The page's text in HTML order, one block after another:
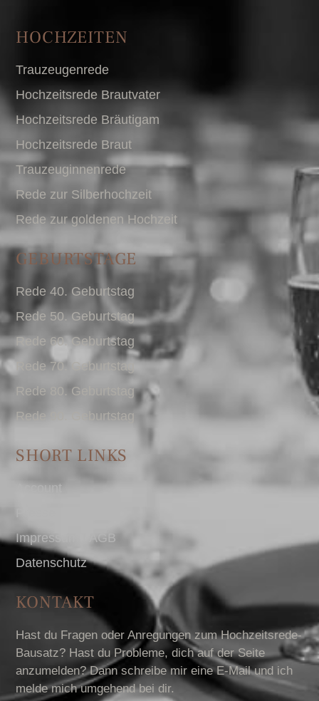
HOCHZEITEN
Trauzeugenrede
Hochzeitsrede Brautvater
Hochzeitsrede Bräutigam
Hochzeitsrede Braut
Trauzeuginnenrede
Rede zur Silberhochzeit
Rede zur goldenen Hochzeit
GEBURTSTAGE
Rede 40. Geburtstag
Rede 50. Geburtstag
Rede 60. Geburtstag
Rede 70. Geburtstag
Rede 80. Geburtstag
Rede 90. Geburtstag
SHORT LINKS
Account
Impressum I AGB
Datenschutz
KONTAKT
Hast du Fragen oder Anregungen zum Hochzeitsrede-
Bausatz? Hast du Probleme, dich auf der Seite
anzumelden? Dann schreibe mir eine E-Mail und ich
melde mich umgehend bei dir.